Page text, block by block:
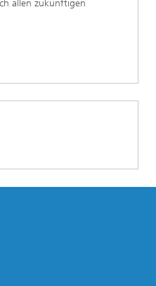
allen zukünftigen